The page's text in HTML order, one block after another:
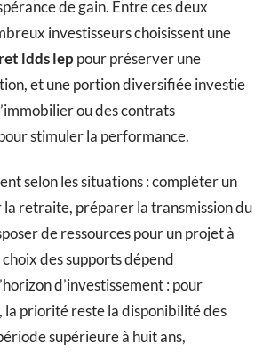
de gain. Entre ces deux
investisseurs choisissent une
ldds leppour préserver une
et une portion diversifiée investie
ou des contrats
stimuler la performance.
selon les situations : compléter un
retraite, préparer la transmission du
de ressources pour un projet à
des supports dépend
d’investissement : pour
la priorité reste la disponibilité des
supérieure à huit ans,